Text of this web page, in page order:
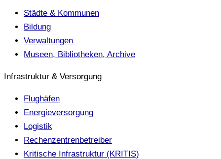
Städte & Kommunen
Bildung
Verwaltungen
Museen, Bibliotheken, Archive
Infrastruktur & Versorgung
Flughäfen
Energieversorgung
Logistik
Rechenzentrenbetreiber
Kritische Infrastruktur (KRITIS)